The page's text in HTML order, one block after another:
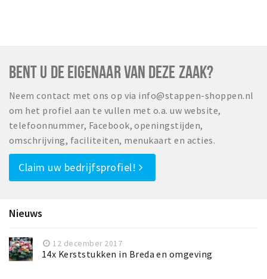
Natuurgebieden
Party pics
Eten
Drinken
Slapen
Recreatief
Winkelgebieden
Parkeren
BENT U DE EIGENAAR VAN DEZE ZAAK?
Neem contact met ons op via info@stappen-shoppen.nl
om het profiel aan te vullen met o.a. uw website,
telefoonnummer, Facebook, openingstijden,
omschrijving, faciliteiten, menukaart en acties.
Claim uw bedrijfsprofiel!
Nieuws
12 december 2017
14x Kerststukken in Breda en omgeving